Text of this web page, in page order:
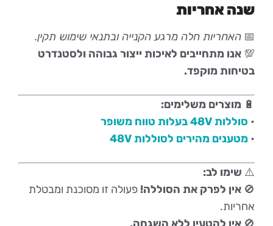
שנה אחריות
📅 האחריות חלה מרגע הקנייה ובתנאי שימוש תקין.
💯 אנו מתחייבים לאיכות ייצור גבוהה ולסטנדרט
בטיחות מוקפד.
🔋 מוצרים משלימים:
• סוללות 48V בעלות טווח משופר
• מטענים מהירים לסוללות 48V
⚠️ שימו לב:
🚫 אין לפרק את הסוללה! פעולה זו מסוכנת ומבטלת
אחריות.